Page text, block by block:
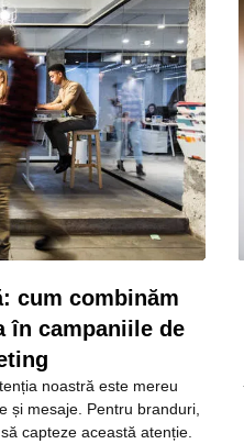
cum combinăm
în campaniile de
noastră este mereu
și mesaje. Pentru branduri,
capteze această atenție.